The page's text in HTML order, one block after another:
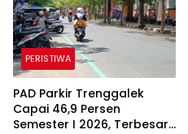
PERISTIWA
PAD Parkir Trenggalek
Capai 46,9 Persen
Semester I 2026, Terbesar